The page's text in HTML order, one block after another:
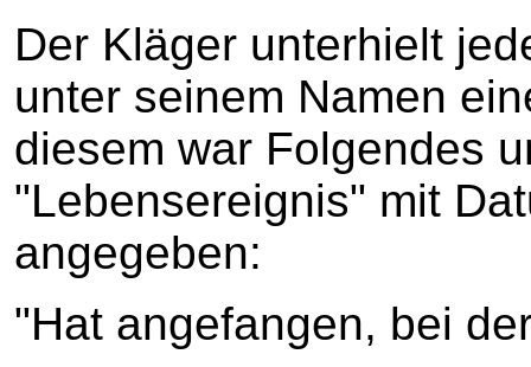
Der Kläger unterhielt
unter seinem Namen
diesem war Folgendes
"Lebensereignis" mit
angegeben:
"Hat angefangen, bei